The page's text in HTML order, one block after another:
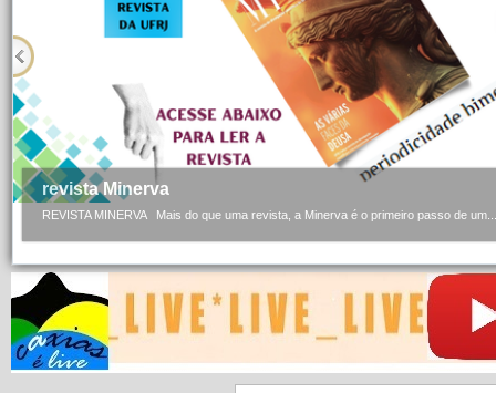
revista Minerva
REVISTA MINERVA Mais do que uma revista, a Minerva é o primeiro passo de um...